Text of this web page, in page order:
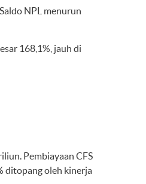
NPL menurun
168,1%, jauh di
Pembiayaan CFS
ditopang oleh kinerja